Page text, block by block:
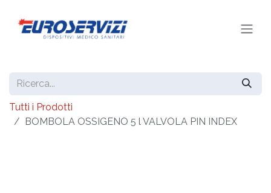
Tutti i Prodotti
BOMBOLA OSSIGENO 5 l VALVOLA PIN INDEX